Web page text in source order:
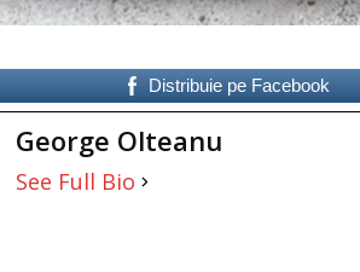
Distribuie pe Facebook
George Olteanu
See Full Bio